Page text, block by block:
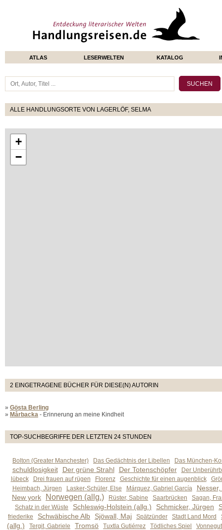
ATLAS LESERWELTEN KATALOG
ALLE HANDLUNGSORTE VON LAGERLÖF, SELMA
+
−
2 EINGETRAGENE BÜCHER FÜR DIESE(N) AUTORIN
» Gösta Berling
» Mårbacka - Erinnerung an meine Kindheit
TOP-SUCHBEGRIFFE DER LETZTEN 24 STUNDEN
Bolton (Greater Manchester) Das Gedächtnis der Libellen Das München-
schuldlosigkeit Der grüne Strahl Der Totenschöpfer
Der
lübeck
Drei frauen auf rügen Florenz Geschichte für einen augenblick
Heimbach, Jürgen
Lasker-Schüler, Else Márquez, Gabriel García
New york
Norwegen (allg.) Rüster, Sabine Saarbrücken
Sagan,
Schatz in der Wüste
Schleswig-Holstein (allg.) Schmicker, Jürgen
friederike Schwäbische Alb Sjöwall, Maj Spätzünder Stadt Land Mord
(allg.) Tergit, Gabriele Tromsö Tuxtla Gutiérrez Tödliches Spiel